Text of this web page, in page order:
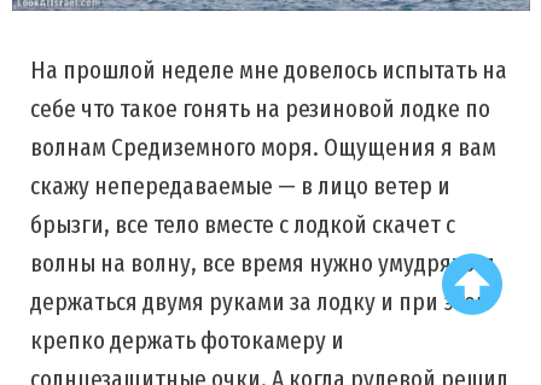
На прошлой неделе мне довелось испытать на
себе что такое гонять на резиновой лодке по
волнам Средиземного моря. Ощущения я вам
скажу непередаваемые — в лицо ветер и
брызги, все тело вместе с лодкой скачет с
волны на волну, все время нужно умудряться
держаться двумя руками за лодку и при этом
крепко держать фотокамеру и